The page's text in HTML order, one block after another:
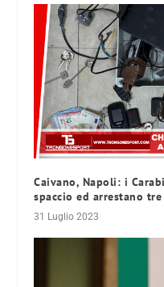
Caivano, Napoli: i
spaccio ed arrestano
31 Luglio 2023